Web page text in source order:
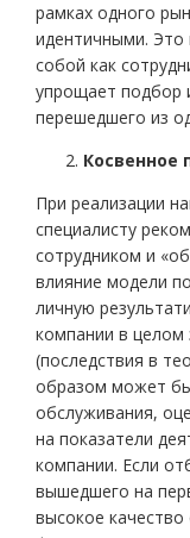
рамках одного
идентичными. Это
собой как
упрощает подбор
перешедшего из
Косвенное
При реализации
специалисту
сотрудником и
влияние модели
личную
компании в целом
(последствия в
образом может
обслуживания,
на показатели
компании. Если
вышедшего на
высокое